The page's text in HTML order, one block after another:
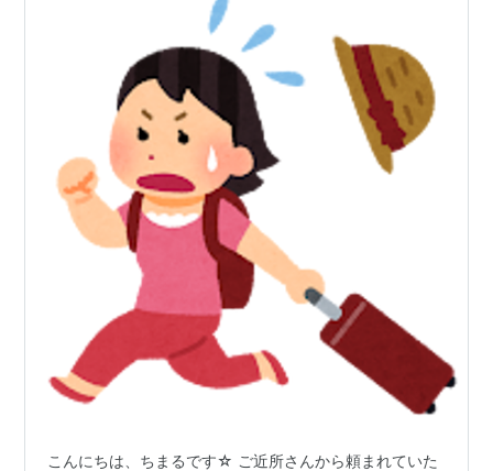
こんにちは、ちまるです☆ ご近所さんから頼まれていた